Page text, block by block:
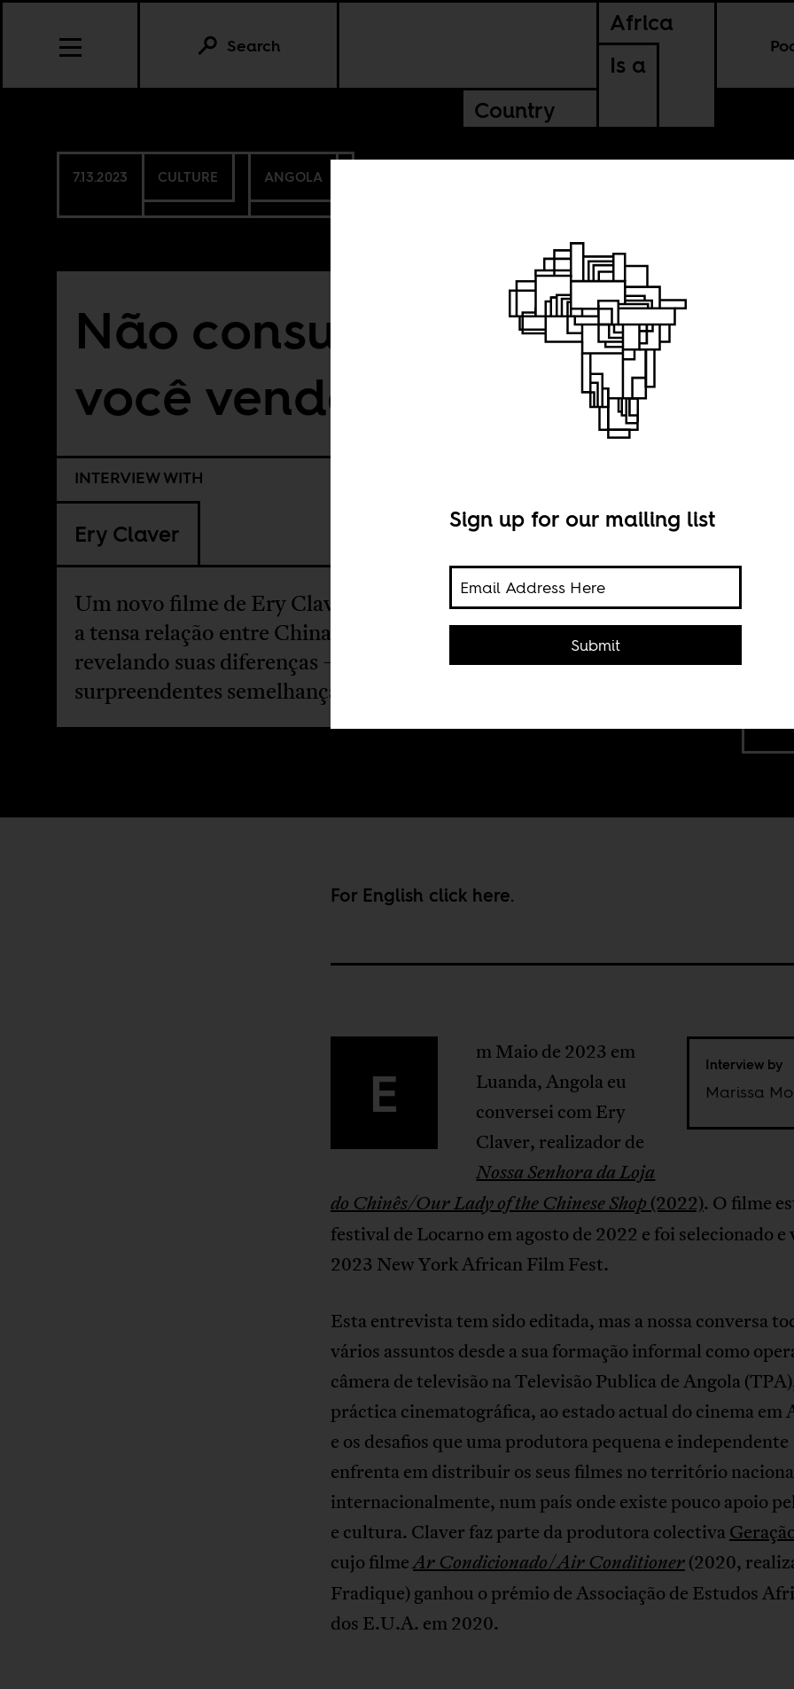
Africa
Is a
Country
Search
7.13.2023 CULTURE ANGOLA
Não consuma o que
você vende
INTERVIEW WITH
Ery Claver
Um novo filme de Ery Claver investiga
a tensa relação entre China e Angola,
revelando suas diferenças — e
surpreendentes semelhanças.
Still
For English click here.
Interview by
Marissa
E
m Maio de 2023 em
Luanda, Angola eu
conversei com Ery
Claver, realizador de
Nossa Senhora da Loja
do Chinês/Our Lady of the Chinese Shop (2022). O filme
festival de Locarno em agosto de 2022 e foi selecionado e
2023 New York African Film Fest.
Esta entrevista tem sido editada, mas a nossa conversa
vários assuntos desde a sua formação informal como
câmera de televisão na Televisão Publica de Angola
práctica cinematográfica, ao estado actual do cinema em
e os desafios que uma produtora pequena e independente
enfrenta em distribuir os seus filmes no território
internacionalmente, num país onde existe pouco apoio
e cultura. Claver faz parte da produtora colectiva
cujo filmeAr Condicionado/Air Conditioner(2020,
Fradique) ganhou o prémio de Associação de Estudos
dos E.U.A. em 2020.
Sign up for our mailing list
Submit